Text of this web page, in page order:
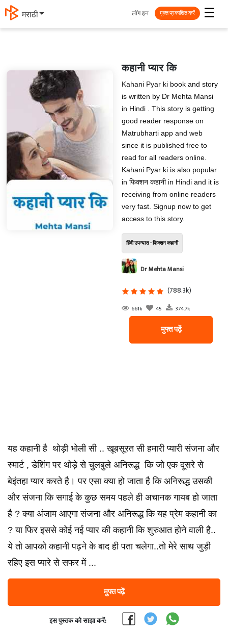
मराठी ☰
लॉग इन मुक्त प्रकाशित करें
कहानी प्यार कि
Kahani Pyar ki book and story
is written by Dr Mehta Mansi
in Hindi . This story is getting
good reader response on
Matrubharti app and web
since it is published free to
read for all readers online.
Kahani Pyar ki is also popular
in फिक्शन कहानी in Hindi and it is
receiving from online readers
very fast. Signup now to get
access to this story.
हिंदी उपन्यास - फिक्शन कहानी
Dr Mehta Mansi
(788.3k)
661k 45 374.7k
मुफ्त पढ़ें
यह कहानी है थोड़ी भोली सी .. खूबसूरत सी हमारी प्यारी संजना और
स्मार्ट , डेशिंग पर थोड़े से चुलबुले अनिरूद्ध कि जो एक दूसरे से
बेइंतहा प्यार करते है। पर एसा क्या हो जाता है कि अनिरूद्ध उसकी
और संजना कि सगाई के कुछ समय पहले ही अचानक गायब हो जाता
है ? क्या अंजाम आएगा संजना और अनिरूद्ध कि यह प्रेम कहानी का
? या फिर इससे कोई नई प्यार की कहानी कि शुरुआत होने वाली है..
ये तो आपको कहानी पढ़ने के बाद ही पता चलेगा..तो मेरे साथ जुड़ी
रहिए इस प्यारे से सफर में ...
मुफ्त पढ़ें
इस पुस्तक को साझा करें: